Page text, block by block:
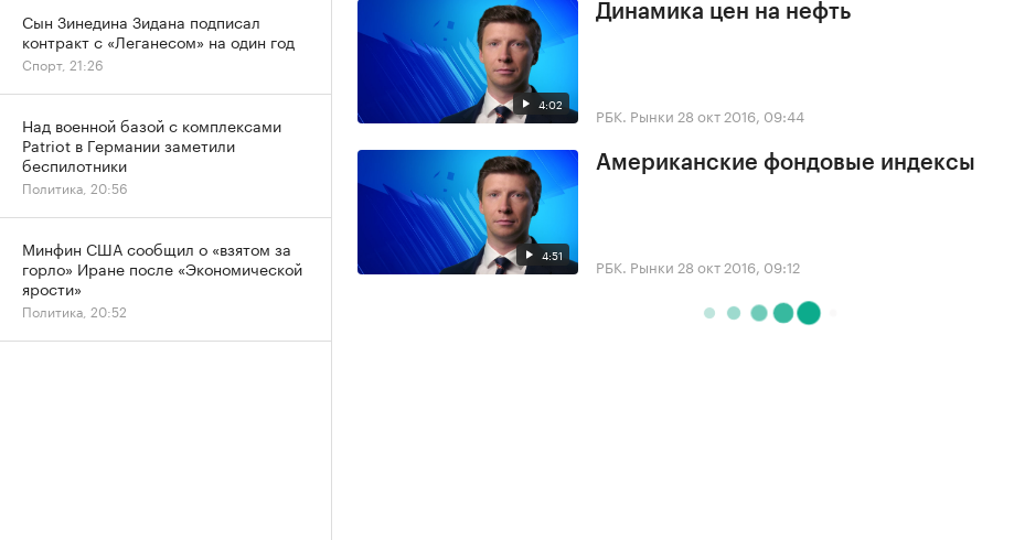
4:02
Динамика цен на нефть
РБК. Рынки 28 окт 2016, 09:44
4:51
Американские фондовые индексы
РБК. Рынки 28 окт 2016, 09:12
Сын Зинедина Зидана подписал
контракт с «Леганесом» на один год
Спорт, 21:26
Над военной базой с комплексами
Patriot в Германии заметили
беспилотники
Политика, 20:56
Минфин США сообщил о «взятом за
горло» Иране после «Экономической
ярости»
Политика, 20:52